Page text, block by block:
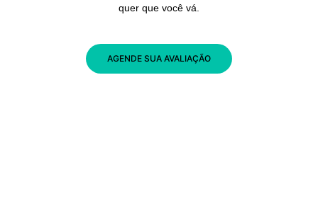
quer que você vá.
AGENDE SUA AVALIAÇÃO